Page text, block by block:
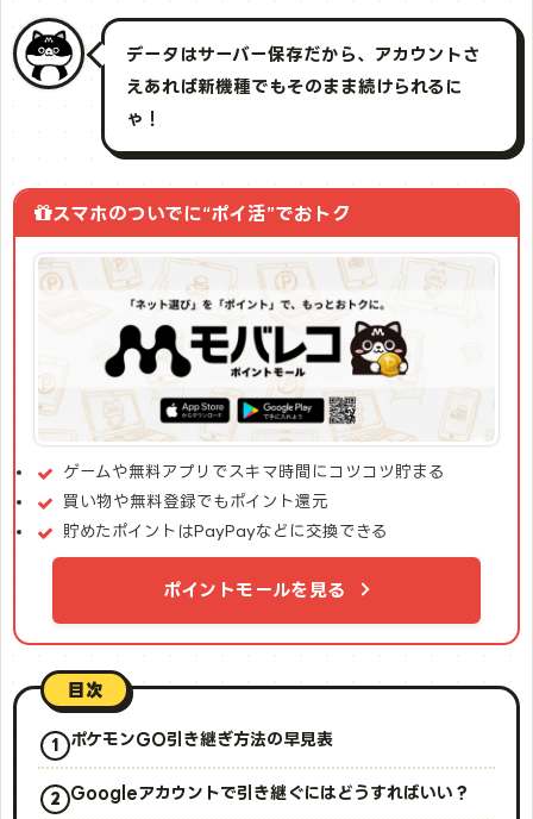
データはサーバー保存だから、アカウントさ
えあれば新機種でもそのまま続けられるに
ゃ！
スマホのついでに“ポイ活”でおトク
ゲームや無料アプリでスキマ時間にコツコツ貯まる
買い物や無料登録でもポイント還元
貯めたポイントはPayPayなどに交換できる
ポイントモールを見る
目次
ポケモンGO引き継ぎ方法の早見表
Googleアカウントで引き継ぐにはどうすればいい？